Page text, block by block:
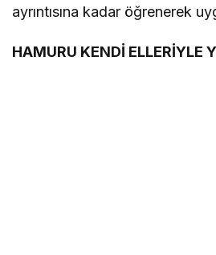
ayrıntısına kadar öğrenerek
HAMURU KENDİ ELLERİYLE